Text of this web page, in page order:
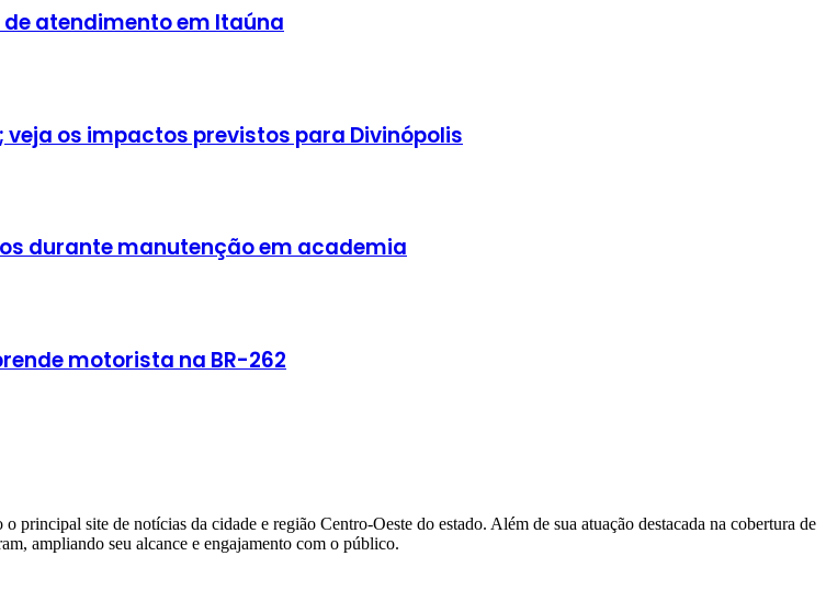
atendimento em Itaúna
os impactos previstos para Divinópolis
durante manutenção em academia
motorista na BR-262
site de notícias da cidade e região Centro-Oeste do estado. Além de sua atuação destacada na cobertura de
ampliando seu alcance e engajamento com o público.